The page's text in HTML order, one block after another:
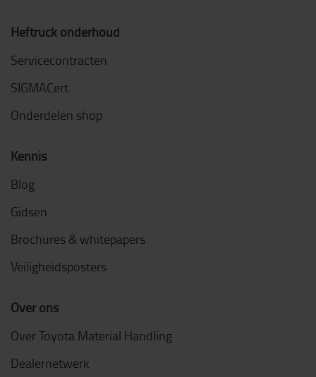
Heftruck onderhoud
Servicecontracten
SIGMACert
Onderdelen shop
Kennis
Blog
Gidsen
Brochures & whitepapers
Veiligheidsposters
Over ons
Over Toyota Material Handling
Dealernetwerk